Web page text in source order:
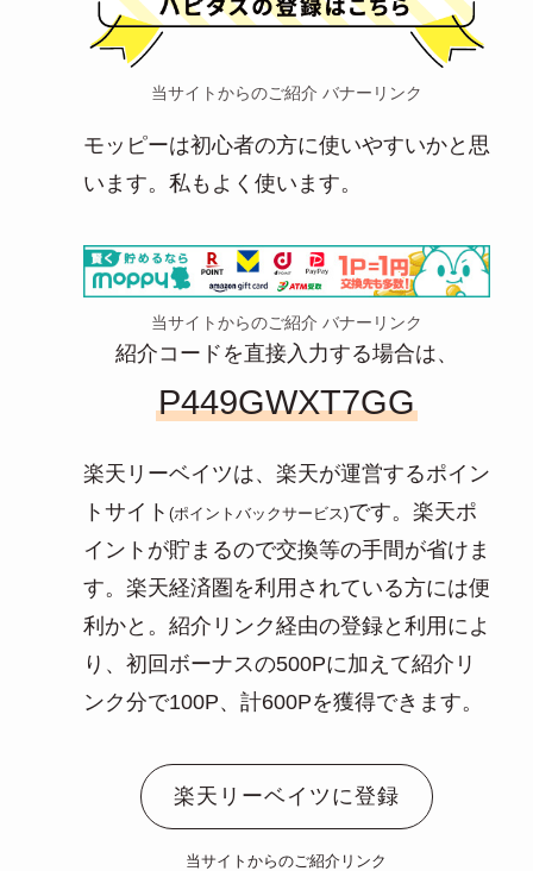
当サイトからのご紹介 バナーリンク
モッピーは初心者の方に使いやすいかと思
います。私もよく使います。
当サイトからのご紹介 バナーリンク
紹介コードを直接入力する場合は、
P449GWXT7GG
楽天リーベイツは、楽天が運営するポイン
トサイト (ポイントバックサービス)です。楽天ポ
イントが貯まるので交換等の手間が省けま
す。楽天経済圏を利用されている方には便
利かと。紹介リンク経由の登録と利用によ
り、初回ボーナスの500Pに加えて紹介リ
ンク分で100P、計600Pを獲得できます。
楽天リーベイツに登録
当サイトからのご紹介リンク